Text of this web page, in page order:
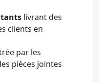
livrant des
clients en
par les
pièces jointes